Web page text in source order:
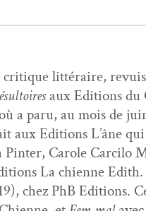
cri­tique lit­téraire,
aux Edi­tions du
a paru, au mois de
aux Edi­tions L’âne
Pin­ter, Car­ole Car­ci­lo
La chi­enne Edith.
chez PhB Edi­tions.